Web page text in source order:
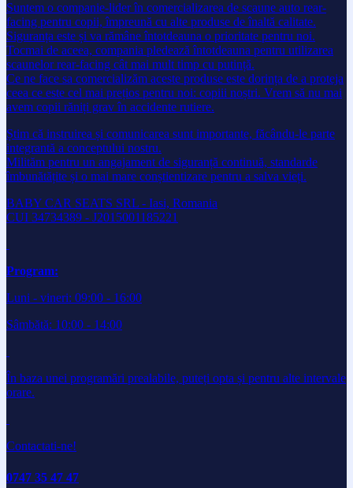
Suntem o companie-lider în comercializarea de scaune auto rear-
facing pentru copii, împreună cu alte produse de înaltă calitate.
Siguranța este și va rămâne întotdeauna o prioritate pentru noi.
Tocmai de aceea, compania pledează întotdeauna pentru utilizarea
scaunelor rear-facing cât mai mult timp cu putință.
Ce ne face sa comercializăm aceste produse este dorința de a proteja
ceea ce este cel mai prețios pentru noi: copiii noștri. Vrem să nu mai
avem copii răniți grav în accidente rutiere.
Știm că instruirea și comunicarea sunt importante, făcându-le parte
integrantă a conceptului nostru.
Milităm pentru un angajament de siguranță continuă, standarde
îmbunătățite și o mai mare conștientizare pentru a salva vieți.
BABY CAR SEATS SRL - Iasi, Romania
CUI 34734389 - J2015001185221
Program:
Luni - vineri: 09:00 - 16:00
Sâmbătă: 10:00 - 14:00
În baza unei programări prealabile, puteți opta și pentru alte intervale
orare.
Contactati-ne!
0747 35 47 47